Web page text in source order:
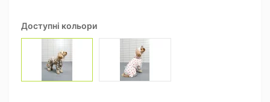
Доступні кольори